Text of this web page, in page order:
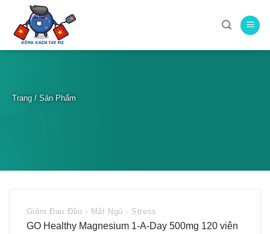
content
Trang / Sản Phẩm
Giảm Đau Đầu - Mất Ngủ - Stress
GO Healthy Magnesium 1-A-Day 500mg 120 viên